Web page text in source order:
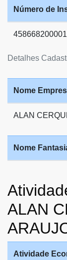
Detalhes
Número de
Nome
ALAN
Nome
ALAN
Atividade